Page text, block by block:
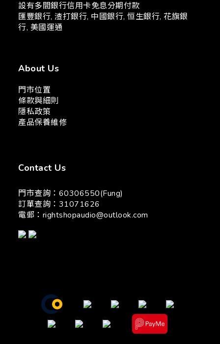
設有多間銀行信用卡免息分期付款
匯豐銀行, 渣打銀行, 中國銀行, 恒生銀行, 花旗銀
行, 美國運通
About Us
門市位置
條款與細則
隱私政策
產品保養維修
Contact Us
門市查詢：60306550(Fung)
訂單查詢：31071626
電郵： rightshopaudio@outlook.com